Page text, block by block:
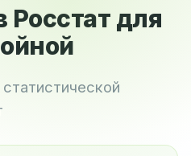
Росстат для